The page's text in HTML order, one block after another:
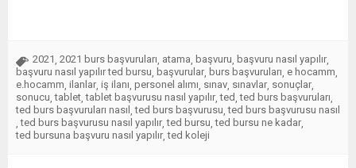
2021 2021 burs başvuruları atama başvuru başvuru nasıl yapılır
başvuru nasıl yapılır ted bursu başvurular burs başvuruları e hocamm
e.hocamm ilanlar iş ilanı personel alımı sınav sınavlar sonuçlar
sonucu ,tablet ,tablet başvurusu nasıl yapılır ,ted ,ted burs başvuruları
ted burs başvuruları nasıl ,ted burs başvurusu ,ted burs başvurusu nasıl
,ted burs başvurusu nasıl yapılır ,ted bursu ,ted bursu ne kadar
ted bursuna başvuru nasıl yapılır ,ted koleji